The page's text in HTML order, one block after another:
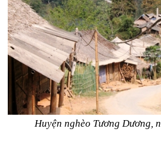
Huyện nghèo Tương Dương,